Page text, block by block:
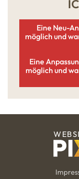
Eine Neu-
möglich und
Eine
möglich und